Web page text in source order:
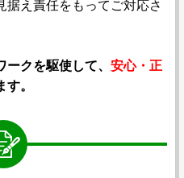
据え責任をもってご対応さ
ークを駆使して、 安心・正
。